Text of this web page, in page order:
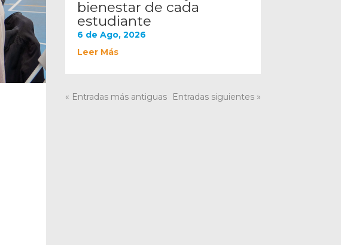
bienestar de cada
estudiante
6 de Ago, 2026
Leer Más
« Entradas más antiguas Entradas siguientes »